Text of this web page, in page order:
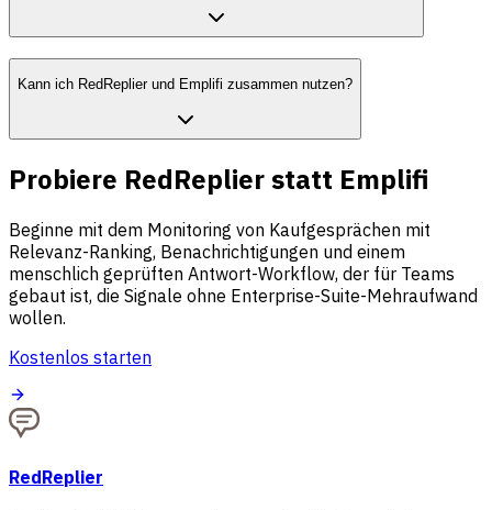
Kann ich RedReplier und Emplifi zusammen nutzen?
Probiere RedReplier statt Emplifi
Beginne mit dem Monitoring von Kaufgesprächen mit
Relevanz-Ranking, Benachrichtigungen und einem
menschlich geprüften Antwort-Workflow, der für Teams
gebaut ist, die Signale ohne Enterprise-Suite-Mehraufwand
wollen.
Kostenlos starten
RedReplier